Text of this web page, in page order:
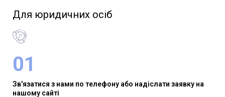
Для юридичних осіб​
01
Зв'язатися з нами по телефону або надіслати заявку на
нашому сайті